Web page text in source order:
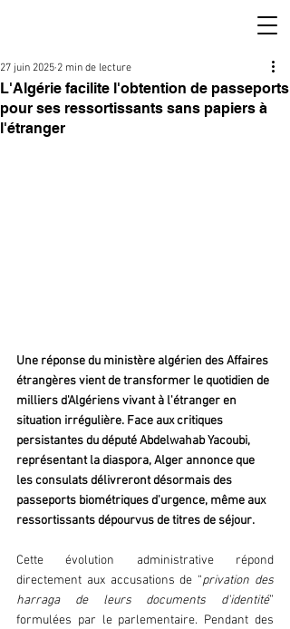
L'Algérie facilite l'obtention de passeports
pour ses ressortissants sans papiers à
l'étranger
27 juin 2025 2 min de lecture
Une réponse du ministère algérien des Affaires
étrangères vient de transformer le quotidien de
milliers d'Algériens vivant à l'étranger en
situation irrégulière. Face aux critiques
persistantes du député Abdelwahab Yacoubi,
représentant la diaspora, Alger annonce que
les consulats délivreront désormais des
passeports biométriques d'urgence, même aux
ressortissants dépourvus de titres de séjour.
Cette évolution administrative répond
directement aux accusations de “privation des
harraga de leurs documents d'identité”
formulées par le parlementaire. Pendant des